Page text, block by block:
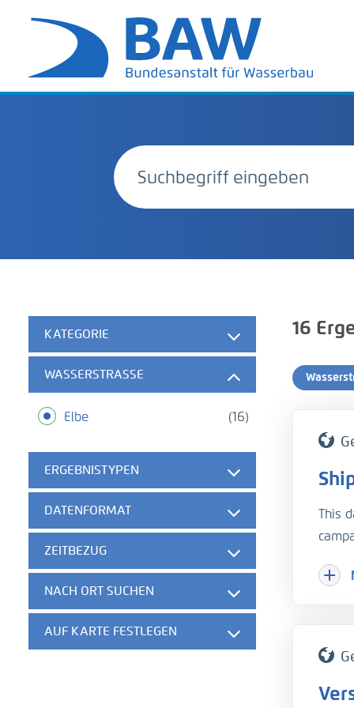
KATEGORIE
WASSERSTRASSE
(16)
Elbe
ERGEBNISTYPEN
DATENFORMAT
ZEITBEZUG
NACH ORT SUCHEN
AUF KARTE FESTLEGEN
16
This
set],